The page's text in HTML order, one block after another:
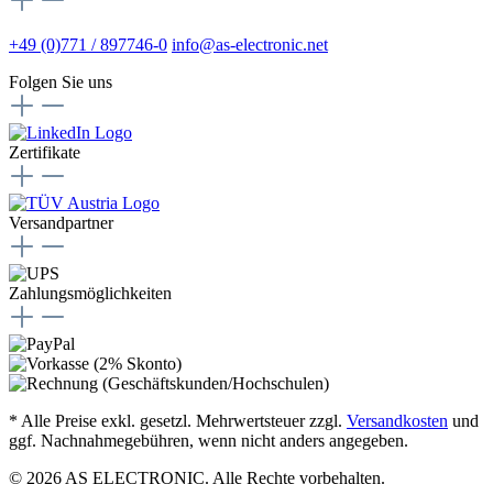
+49 (0)771 / 897746-0 info@as-electronic.net
Folgen Sie uns
Zertifikate
Versandpartner
Zahlungsmöglichkeiten
* Alle Preise exkl. gesetzl. Mehrwertsteuer zzgl. Versandkosten und
ggf. Nachnahmegebühren, wenn nicht anders angegeben.
© 2026 AS ELECTRONIC. Alle Rechte vorbehalten.